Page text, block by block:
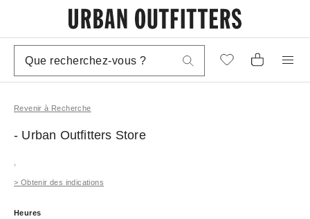
Revenir à Recherche
- Urban Outfitters Store
> Obtenir des indications
Heures